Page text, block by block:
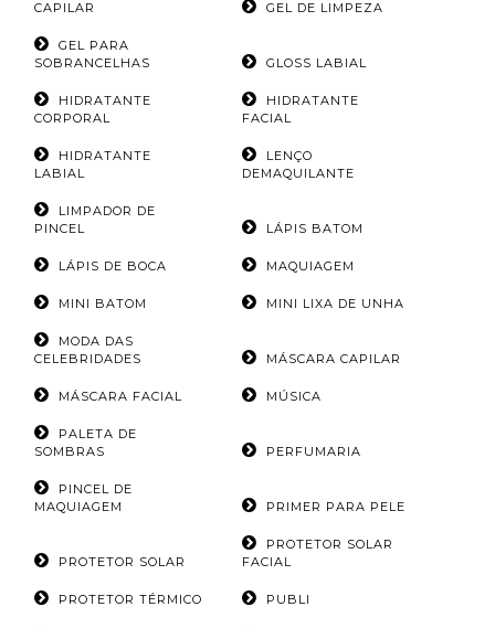
CAPILAR GEL DE LIMPEZA
GEL PARA
SOBRANCELHAS
GLOSS LABIAL
HIDRATANTE
CORPORAL
HIDRATANTE
FACIAL
HIDRATANTE
LABIAL
LENÇO
DEMAQUILANTE
LIMPADOR DE
PINCEL
LÁPIS BATOM
LÁPIS DE BOCA MAQUIAGEM
MINI BATOM MINI LIXA DE UNHA
MODA DAS
CELEBRIDADES
MÁSCARA CAPILAR
MÁSCARA FACIAL MÚSICA
PALETA DE
SOMBRAS
PERFUMARIA
PINCEL DE
MAQUIAGEM
PRIMER PARA PELE
PROTETOR SOLAR
PROTETOR SOLAR
FACIAL
PROTETOR TÉRMICO PUBLI